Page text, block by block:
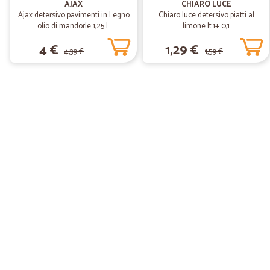
AJAX
Ajax detersivo pavimenti in Legno
olio di mandorle 1,25 L
4 € 4,39 €
CHIARO LUCE
Chiaro luce detersivo piatti al
limone lt.1+ 0,1
1,29 € 1,59 €